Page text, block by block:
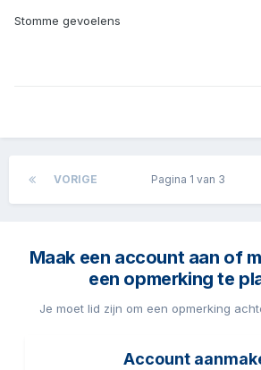
Stomme gevoelens
VORIGE Pagina 1 van 3
Maak een account aan of
een opmerking te
Je moet lid zijn om een opmerking
Account